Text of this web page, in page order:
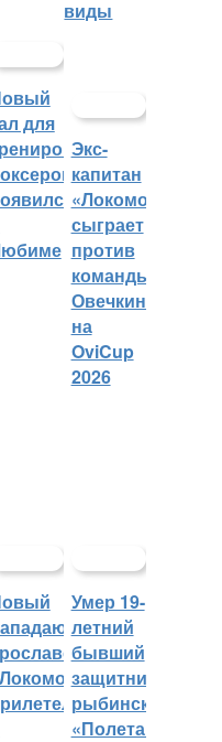
для
виды
Экс-
капитан
«Локомотива»
сыграет
против
команды
Овечкина
на
OviCup
2026
Умер 19-
летний
бывший
защитник
рыбинского
«Полета»